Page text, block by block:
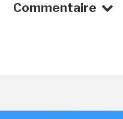
Commentaire